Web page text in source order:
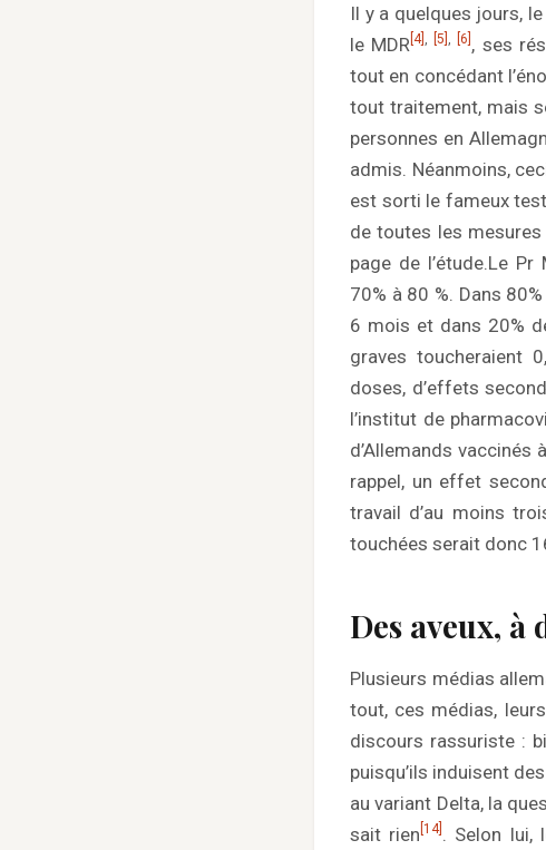
Il y a quelques jours,
le MDR [4] , [5] , [6] , ses
tout en concédant
tout traitement, mais
personnes en
admis. Néanmoins,
est sorti le fameux
de toutes les
page de l’étude.Le Pr
70% à 80 %. Dans
6 mois et dans 20%
graves toucheraient
doses, d’effets
l’institut de
d’Allemands
rappel, un effet
travail d’au moins
touchées serait donc
Des aveux, à
Plusieurs médias
tout, ces médias,
discours rassuriste :
puisqu’ils induisent
au variant Delta, la
sait rien [14] . Selon lui,